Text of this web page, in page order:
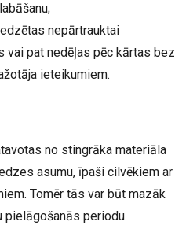
nepārtrauktai
vai pat nedēļas pēc kārtas bez
ieteikumiem.
no stingrāka materiāla
asumu, īpaši cilvēkiem ar
Tomēr tās var būt mazāk
pielāgošanās periodu.